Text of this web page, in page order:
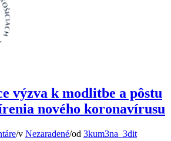
výzva k modlitbe a pôstu
nového koronavírusu
/v Nezaradené/od 3kum3na_3dit